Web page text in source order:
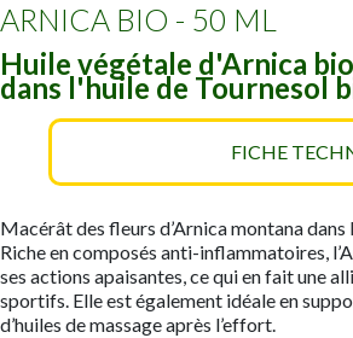
ARNICA BIO - 50 ML
Huile végétale d'Arnica
dans l'huile de Tournesol
FICHE
Macérât des fleurs d’Arnica montana dans
Riche en composés anti-inflammatoires,
ses actions apaisantes, ce qui en fait une
sportifs. Elle est également idéale en
d’huiles de massage après l’effort.